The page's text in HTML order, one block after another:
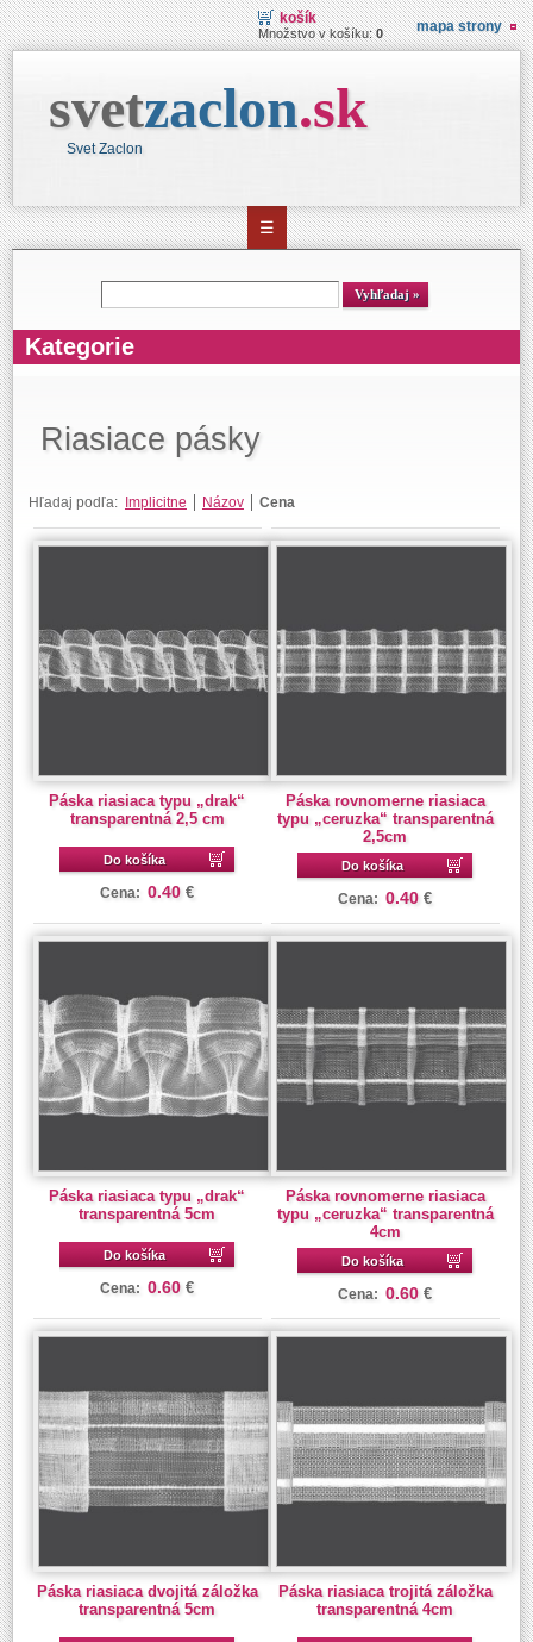
košík
Množstvo v košíku:0 mapa strony
svetzaclon.sk
Svet Zaclon
☰
Kategorie
Riasiace pásky
Hľadaj podľa: Implicitne Názov Cena
Páska riasiaca typu „drak“
transparentná 2,5 cm
Do košíka
Cena: 0.40 €
Páska rovnomerne riasiaca
typu „ceruzka“ transparentná
2,5cm
Do košíka
Cena: 0.40 €
Páska riasiaca typu „drak“
transparentná 5cm
Do košíka
Cena: 0.60 €
Páska rovnomerne riasiaca
typu „ceruzka“ transparentná
4cm
Do košíka
Cena: 0.60 €
Páska riasiaca dvojitá záložka
transparentná 5cm
Páska riasiaca trojitá záložka
transparentná 4cm